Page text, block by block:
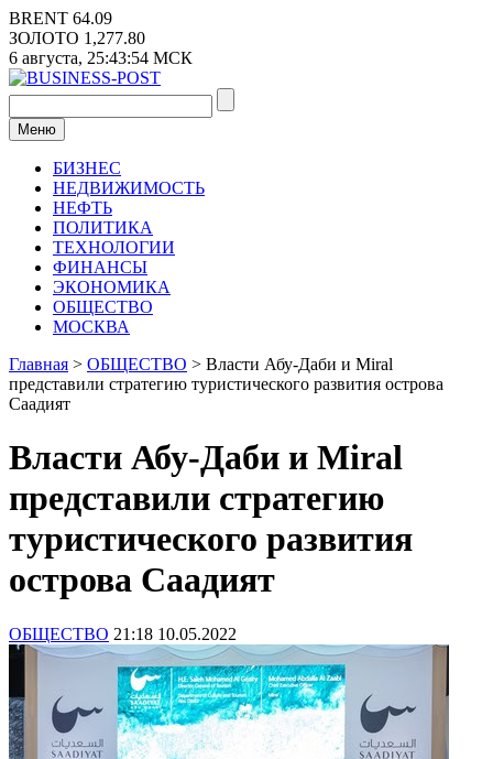
Перейти
к
содержимому
BRENT 64.09
ЗОЛОТО 1,277.80
6 августа, 25:43:54 МСК
Меню
БИЗНЕС
НЕДВИЖИМОСТЬ
НЕФТЬ
ПОЛИТИКА
ТЕХНОЛОГИИ
ФИНАНСЫ
ЭКОНОМИКА
ОБЩЕСТВО
МОСКВА
Главная > ОБЩЕСТВО > Власти Абу-Даби и Miral
представили стратегию туристического развития острова
Саадият
Власти Абу-Даби и Miral
представили стратегию
туристического развития
острова Саадият
ОБЩЕСТВО 21:18 10.05.2022